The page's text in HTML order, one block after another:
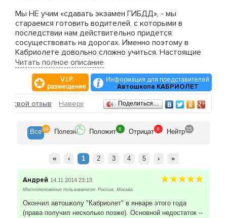
Мы НЕ учим «сдавать экзамен ГИБДД», - мы
стараемся готовить водителей, с которыми в
последствии нам действительно придется
сосуществовать на дорогах. Именно поэтому в
Кабриолете довольно сложно учиться. Настоящие
зачеты, настоящие экзамены, требования на
которых, достаточно серьезны. Плюс нешуточные
затраты времени и денег ждут учеников. Но, ведь и
дорога, на которую Вы так стремитесь попасть, тоже
не шутит с нами, забирая ЕЖЕДНЕВНО по СТО
человеческих жизней! Любые затраты на обучение
приходится платить за право передвигаться на
автомобиле.
Читать полное описание
V.I.P.
размещение
Информация для представителей
Автошкола КАБРИОЛЕТ
Отзывы
свой отзыв Наверх Поделиться…
Все 49 Полезн Положит 6 Отрицат 8 Нейтр 35
« ‹ 1 2 3 4 5 › »
Андрей 14.11.2014 23:13
Местоположение пользователя: Россия, Москва
Окончил автошколу "Кабриолет" в январе этого года
(права получил несколько позже). Основной недостаток --